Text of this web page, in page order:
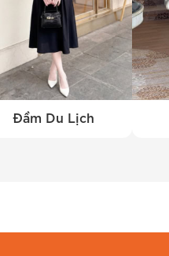
Đầm Du Lịch